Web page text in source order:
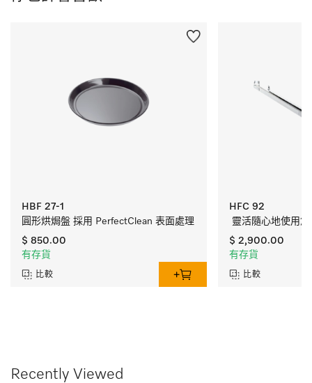
HBF 27-1
圓形烘焗盤 採用 PerfectClean 表面處理
$ 850.00
有存貨
比較
HFC 92
靈活隨心地使用
$ 2,900.00
有存貨
比較
Recently Viewed